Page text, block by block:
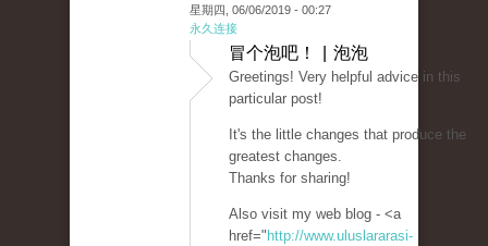
星期四, 06/06/2019 - 00:27
永久连接
冒个泡吧！ | 泡泡
Greetings! Very helpful advice in this
particular post!
It's the little changes that produce the
greatest changes.
Thanks for sharing!
Also visit my web blog - <a
href=" http://www.uluslararasi-